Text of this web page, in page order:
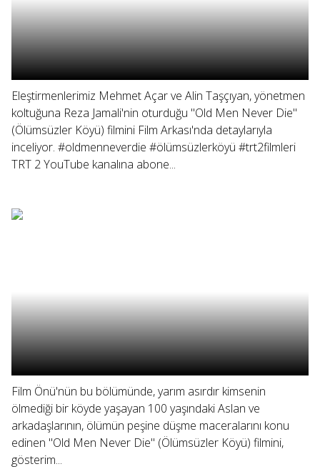
Eleştirmenlerimiz Mehmet Açar ve Alin Taşçıyan, yönetmen
koltuğuna Reza Jamali'nin oturduğu "Old Men Never Die"
(Ölümsüzler Köyü) filmini Film Arkası'nda detaylarıyla
inceliyor. #oldmenneverdie #ölümsüzlerköyü #trt2filmleri
TRT 2 YouTube kanalına abone...
Film Önü'nün bu bölümünde, yarım asırdır kimsenin
ölmediği bir köyde yaşayan 100 yaşındaki Aslan ve
arkadaşlarının, ölümün peşine düşme maceralarını konu
edinen "Old Men Never Die" (Ölümsüzler Köyü) filmini,
gösterim...